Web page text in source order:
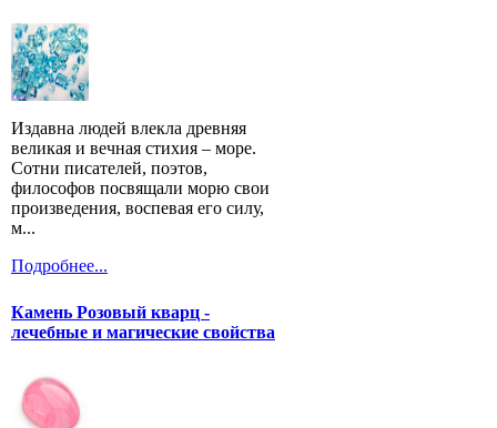
Издавна людей влекла древняя
великая и вечная стихия – море.
Сотни писателей, поэтов,
философов посвящали морю свои
произведения, воспевая его силу,
м...
Подробнее...
Камень Розовый кварц -
лечебные и магические свойства